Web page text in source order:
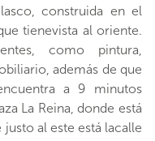
construida en el
tienevista al oriente.
como pintura,
además de que
a 9 minutos
La Reina, donde está
al este está lacalle